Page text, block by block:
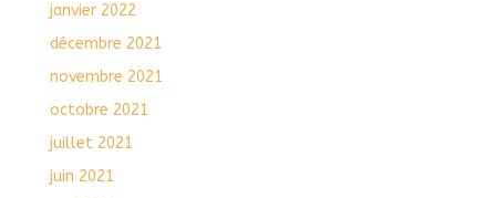
janvier 2022
décembre 2021
novembre 2021
octobre 2021
juillet 2021
juin 2021